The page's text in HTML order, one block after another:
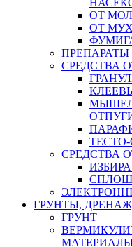
ОТ
ОТ
СРЕДСТВА
СРЕДСТВА
ГРУНТЫ,
ГРУНТ